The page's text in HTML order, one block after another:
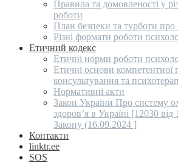
Правила та домовленості у
роботи
План безпеки та турботи про
Різні формати роботи
Етичний кодекс
Етичні норми роботи
Етичні основи компетентної
консультування та
Нормативні акти
Закон України Про систему
здоров’я в Україні [12030
Закону (16.09.2024 ]
Контакти
linktr.ee
SOS